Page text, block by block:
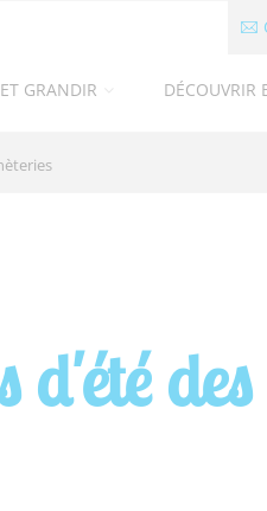
GRANDIR DÉCOUVRIR
des